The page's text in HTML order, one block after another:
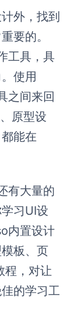
外，找到
要的。
工具，具
使用
之间来回
原型设
能在
有大量的
习UI设
内置设计
板、页
程，对让
的学习工